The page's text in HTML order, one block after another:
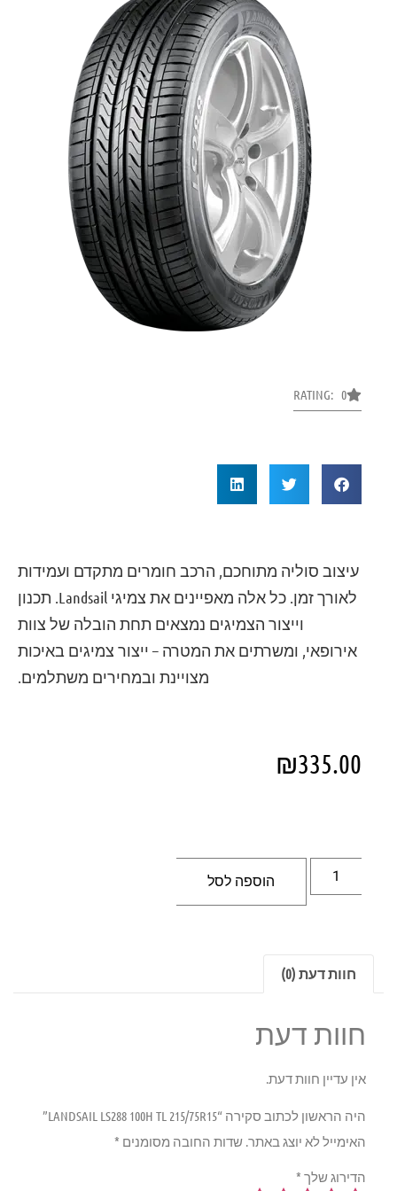
RATING: 0
עיצוב סוליה מתוחכם, הרכב חומרים מתקדם ועמידות
לאורך זמן. כל אלה מאפיינים את צמיגי Landsail. תכנון
וייצור הצמיגים נמצאים תחת הובלה של צוות
אירופאי, ומשרתים את המטרה – ייצור צמיגים באיכות
מצויינת ובמחירים משתלמים.
₪335.00
הוספה לסל
חוות דעת (0)
חוות דעת
אין עדיין חוות דעת.
היה הראשון לכתוב סקירה “LANDSAIL LS288 100H TL 215/75R15”
האימייל לא יוצג באתר.שדות החובה מסומנים*
הדירוג שלך*